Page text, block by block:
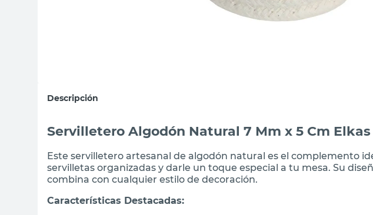
Descripción
Servilletero Algodón Natural 7 Mm x 5 Cm Elkas
Este servilletero artesanal de algodón natural es el complemento
servilletas organizadas y darle un toque especial a tu mesa. Su
combina con cualquier estilo de decoración.
Características Destacadas: